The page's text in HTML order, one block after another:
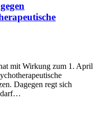
mit Wirkung zum 1. April
Dagegen regt sich